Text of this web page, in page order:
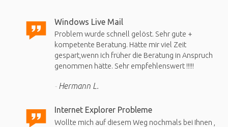
Windows Live Mail
Problem wurde schnell gelöst. Sehr gute +
kompetente Beratung. Hätte mir viel Zeit
gespart,wenn ich früher die Beratung in Anspruch
genommen hätte. Sehr empfehlenswert !!!!!
Hermann L.
Internet Explorer Probleme
Wollte mich auf diesem Weg nochmals bei Ihnen ,